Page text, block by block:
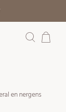
Winkelwagen
en nergens